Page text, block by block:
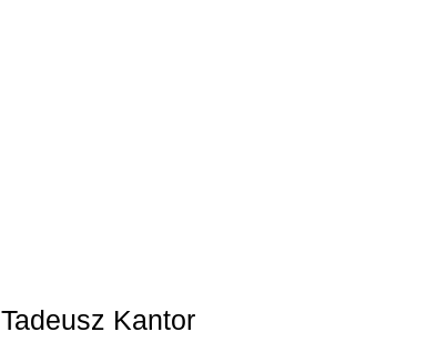
Kantor